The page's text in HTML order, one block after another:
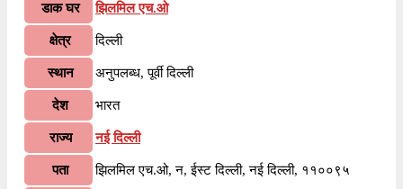
डाक घर झिलमिल एच.ओ
क्षेत्र दिल्ली
स्थान अनुपलब्ध, पूर्वी दिल्ली
देश भारत
राज्य नई दिल्ली
पता झिलमिल एच.ओ, न, ईस्ट दिल्ली, नई दिल्ली, ११००९५